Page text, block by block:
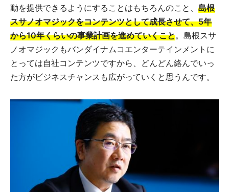
動を提供できるようにすることはもちろんのこと、 島根
スサノオマジックをコンテンツとして成長させて、5年
から10年くらいの事業計画を進めていくこと。島根スサ
ノオマジックもバンダイナムコエンターテインメントに
とっては自社コンテンツですから、どんどん絡んでいっ
た方がビジネスチャンスも広がっていくと思うんです。